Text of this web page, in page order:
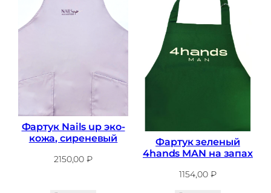
Фартук Nails up эко-
кожа, сиреневый
2150,00₽
Фартук зеленый
4hands MAN на запах
1154,00 ₽